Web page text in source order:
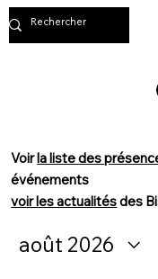
Voirla liste des
événements
voir les actualitésdes
août 2026